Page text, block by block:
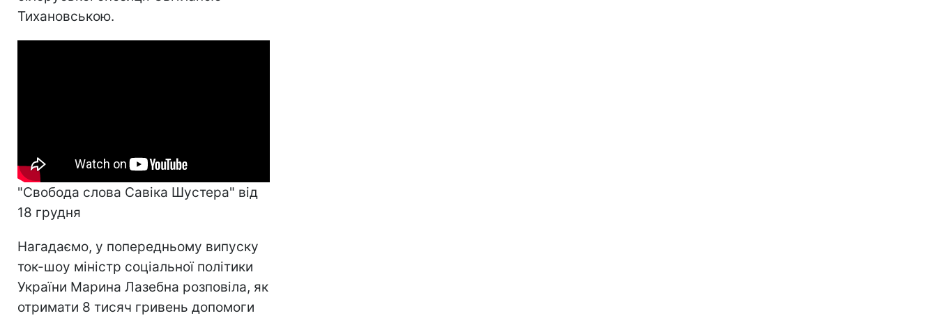
Тихановською.
"Свобода слова Савіка Шустера" від
18 грудня
Нагадаємо, у попередньому випуску
ток-шоу міністр соціальної політики
України Марина Лазебна розповіла, як
отримати 8 тисяч гривень допомоги